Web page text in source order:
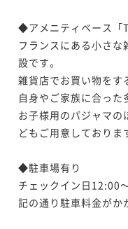
◆アメニティベース「
フランスにある小さ
設です。
雑貨店でお買い物をす
自身やご家族に合った
お子様用のパジャマの
どもご用意しておりま
◆駐車場有り
チェックイン日12:00
記の通り駐車料金がか